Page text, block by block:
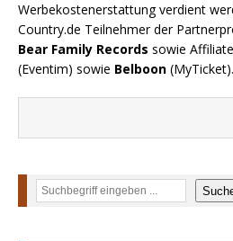
Werbekostenerstattung verdient
Country.de Teilnehmer der
Bear Family Records sowie
(Eventim) sowie Belboon (MyTicket).
Suchen